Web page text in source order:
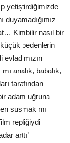
yetiştirdiğimizde
duyamadığımız
Kimbilir nasıl bir
bedenlerin
analık, babalık,
tarafından
adam uğruna
susmak mı
repliğiydi
arttı’